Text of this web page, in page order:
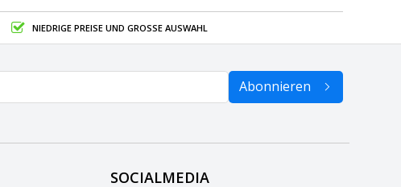
NIEDRIGE PREISE UND GROSSE AUSWAHL
Abonnieren
SOCIALMEDIA